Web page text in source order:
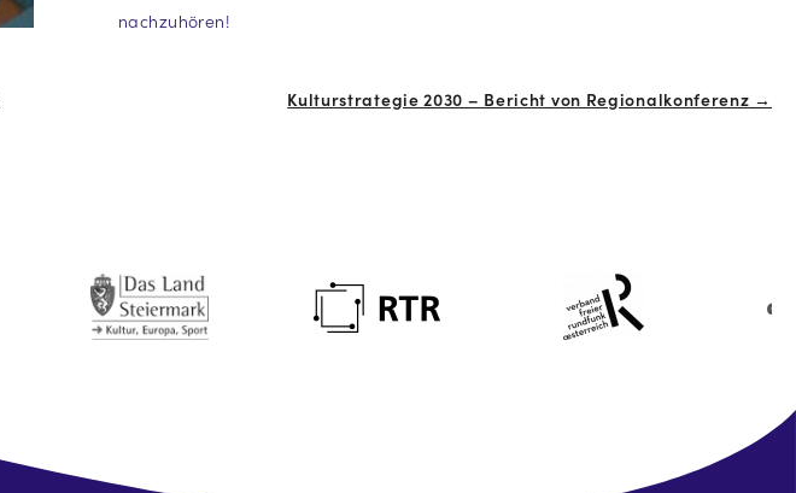
nachzuhören!
Kulturstrategie 2030 – Bericht von Regionalkonferenz →